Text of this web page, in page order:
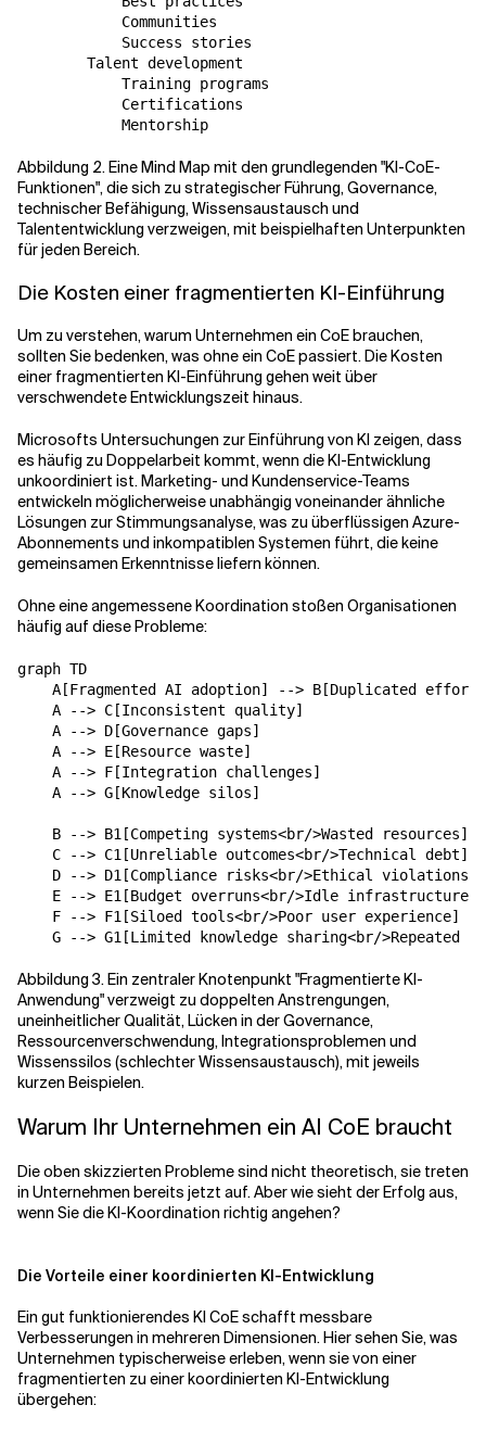
            Communities
            Success stories
        Talent development
            Training programs
            Certifications
            Mentorship
Abbildung 2. Eine Mind Map mit den grundlegenden "KI-CoE-
Funktionen", die sich zu strategischer Führung, Governance,
technischer Befähigung, Wissensaustausch und
Talententwicklung verzweigen, mit beispielhaften Unterpunkten
für jeden Bereich.
Die Kosten einer fragmentierten KI-Einführung
Um zu verstehen, warum Unternehmen ein CoE brauchen,
sollten Sie bedenken, was ohne ein CoE passiert. Die Kosten
einer fragmentierten KI-Einführung gehen weit über
verschwendete Entwicklungszeit hinaus.
Microsofts Untersuchungen zur Einführung von KI zeigen, dass
es häufig zu Doppelarbeit kommt, wenn die KI-Entwicklung
unkoordiniert ist. Marketing- und Kundenservice-Teams
entwickeln möglicherweise unabhängig voneinander ähnliche
Lösungen zur Stimmungsanalyse, was zu überflüssigen Azure-
Abonnements und inkompatiblen Systemen führt, die keine
gemeinsamen Erkenntnisse liefern können.
Ohne eine angemessene Koordination stoßen Organisationen
häufig auf diese Probleme:
graph TD
A[Fragmented AI adoption] --> B[Duplicated
    A --> C[Inconsistent quality]
    A --> D[Governance gaps]
    A --> E[Resource waste]
    A --> F[Integration challenges]
    A --> G[Knowledge silos]
    B --> B1[Competing systems<br/>Wasted resources]
    C --> C1[Unreliable outcomes<br/>Technical debt]
    D --> D1[Compliance risks<br/>Ethical violations]
    E --> E1[Budget overruns<br/>Idle infrastructure]
    F --> F1[Siloed tools<br/>Poor user experience]
Abbildung 3. Ein zentraler Knotenpunkt "Fragmentierte KI-
Anwendung" verzweigt zu doppelten Anstrengungen,
uneinheitlicher Qualität, Lücken in der Governance,
Ressourcenverschwendung, Integrationsproblemen und
Wissenssilos (schlechter Wissensaustausch), mit jeweils
kurzen Beispielen.
Warum Ihr Unternehmen ein AI CoE braucht
Die oben skizzierten Probleme sind nicht theoretisch, sie treten
in Unternehmen bereits jetzt auf. Aber wie sieht der Erfolg aus,
wenn Sie die KI-Koordination richtig angehen?
Die Vorteile einer koordinierten KI-Entwicklung
Ein gut funktionierendes KI CoE schafft messbare
Verbesserungen in mehreren Dimensionen. Hier sehen Sie, was
Unternehmen typischerweise erleben, wenn sie von einer
fragmentierten zu einer koordinierten KI-Entwicklung
übergehen: